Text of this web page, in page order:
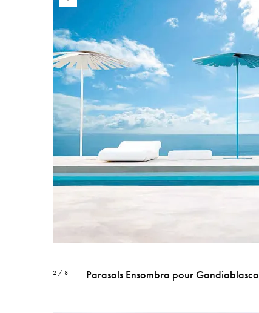
2 / 8 Parasols Ensombra pour Gandiablasco